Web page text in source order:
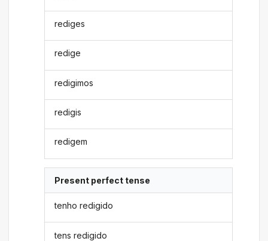
rediges
redige
redigimos
redigis
redigem
Present perfect tense
tenho redigido
tens redigido